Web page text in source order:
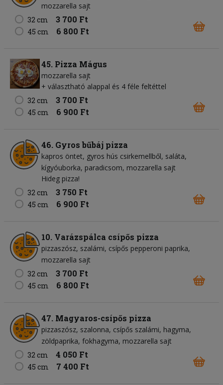
mozzarella sajt
32 cm
3 700 Ft
45 cm 6 800 Ft
45. Pizza Mágus
mozzarella sajt
+ választható alappal és 4 féle feltéttel
32 cm
3 700 Ft
45 cm 6 900 Ft
46. Gyros bűbáj pizza
kapros öntet gyros hús csirkemellből saláta
kígyóuborka paradicsom mozzarella sajt
Hideg pizza!
32 cm
3 750 Ft
45 cm 6 900 Ft
10. Varázspálca csípős pizza
pizzaszósz szalámi csípős pepperoni paprika
mozzarella sajt
32 cm
3 700 Ft
45 cm 6 800 Ft
47. Magyaros-csípős pizza
pizzaszósz szalonna csípős szalámi hagyma
zöldpaprika fokhagyma mozzarella sajt
32 cm
4 050 Ft
45 cm 7 400 Ft